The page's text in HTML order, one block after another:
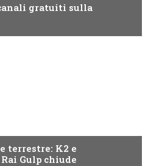
gratuiti sulla
terrestre: K2 e
Gulp chiude